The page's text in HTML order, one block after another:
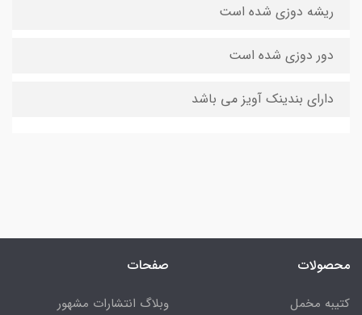
ریشه دوزی شده است
دور دوزی شده است
دارای بندینک آویز می باشد
محصولات
کتیبه مخمل
صفحات
وبلاگ انتشارات مشهور